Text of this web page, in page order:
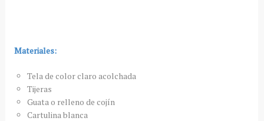
Materiales:
Tela de color claro acolchada
Tijeras
Guata o relleno de cojín
Cartulina blanca